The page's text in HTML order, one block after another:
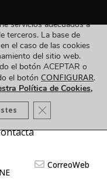
CorreoWeb
fines analíticos,
servicios adecuados a
terceros. La base de
el caso de las cookies
del sitio web.
el botón ACEPTAR o
el botón CONFIGURAR.
Política de Cookies,
Cerrar el banner